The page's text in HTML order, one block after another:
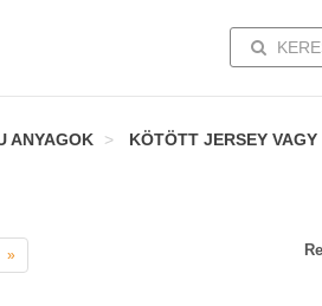
TOGGLE
ANYAGOK KÖTÖTT JERSEY
»